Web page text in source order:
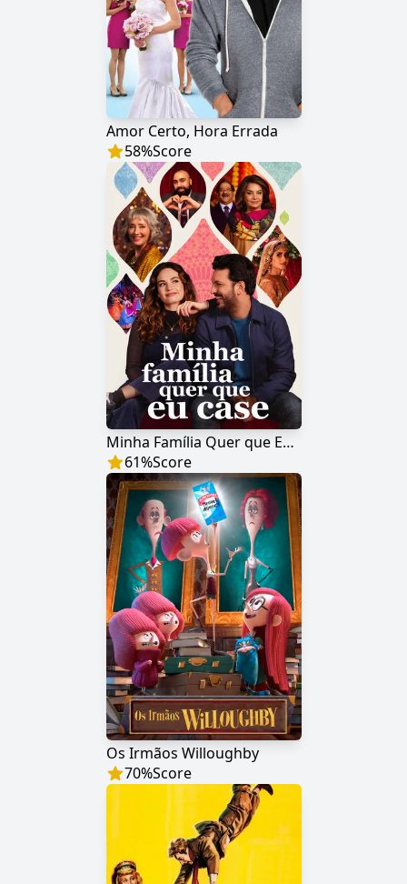
Amor Certo, Hora Errada
58%Score
Minha Família Quer que Eu Case
61%Score
Os Irmãos Willoughby
70%Score